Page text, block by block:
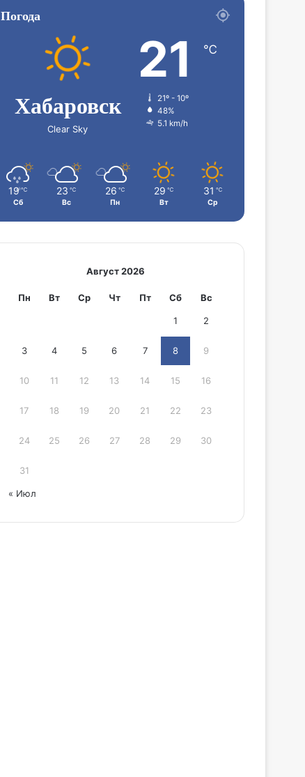
Погода
Хабаровск
Clear Sky
21 ℃
21º - 10º
48%
5.1 km/h
19 ℃
Сб
23 ℃
Вс
26 ℃
Пн
29 ℃
Вт
31 ℃
Ср
Август 2026
Пн Вт Ср Чт Пт Сб Вс
1 2
3 4 5 6 7 8 9
10 11 12 13 14 15 16
17 18 19 20 21 22 23
24 25 26 27 28 29 30
31
« Июл